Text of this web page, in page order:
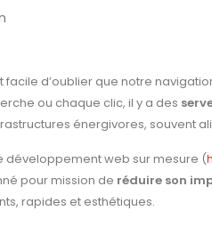
facile d’oublier que notre
ou chaque clic, il y a des
énergivores, souvent
développement web sur mesure (
pour mission de réduire son
rapides et esthétiques.